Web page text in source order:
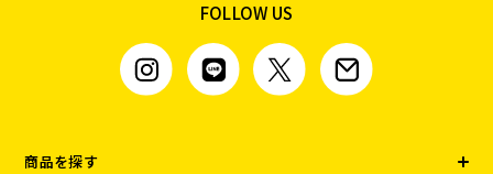
FOLLOW US
商品を探す